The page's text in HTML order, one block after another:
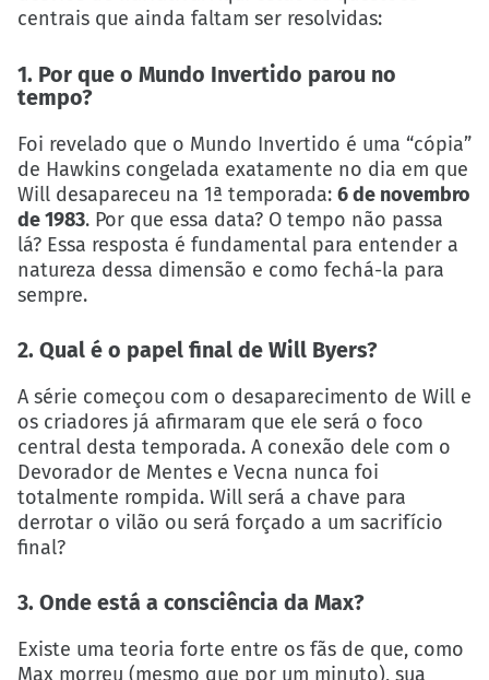
centrais que ainda faltam ser resolvidas:
1. Por que o Mundo Invertido parou no
tempo?
Foi revelado que o Mundo Invertido é uma “cópia”
de Hawkins congelada exatamente no dia em que
Will desapareceu na 1ª temporada: 6 de novembro
de 1983. Por que essa data? O tempo não passa
lá? Essa resposta é fundamental para entender a
natureza dessa dimensão e como fechá-la para
sempre.
2. Qual é o papel final de Will Byers?
A série começou com o desaparecimento de Will e
os criadores já afirmaram que ele será o foco
central desta temporada. A conexão dele com o
Devorador de Mentes e Vecna nunca foi
totalmente rompida. Will será a chave para
derrotar o vilão ou será forçado a um sacrifício
final?
3. Onde está a consciência da Max?
Existe uma teoria forte entre os fãs de que, como
Max morreu (mesmo que por um minuto), sua